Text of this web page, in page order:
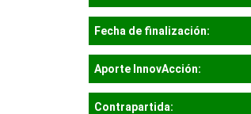
Fecha de finalización:
Aporte InnovAcción:
Contrapartida: